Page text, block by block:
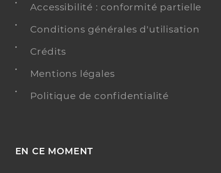
Accessibilité : conformité partielle
Conditions générales d'utilisation
Crédits
Mentions légales
Politique de confidentialité
EN CE MOMENT